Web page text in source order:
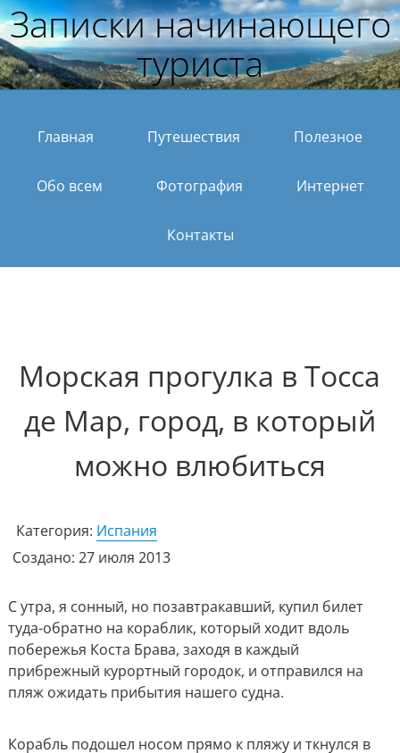
Записки начинающего
туриста
Главная Путешествия Полезное
Обо всем Фотография Интернет
Контакты
Морская прогулка в Тосса
де Мар, город, в который
можно влюбиться
Категория: Испания
Создано: 27 июля 2013
С утра, я сонный, но позавтракавший, купил билет
туда-обратно на кораблик, который ходит вдоль
побережья Коста Брава, заходя в каждый
прибрежный курортный городок, и отправился на
пляж ожидать прибытия нашего судна.
Корабль подошел носом прямо к пляжу и ткнулся в